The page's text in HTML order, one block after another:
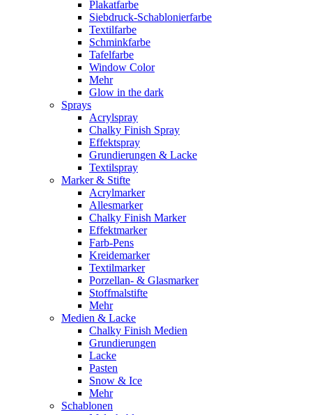
Plakatfarbe
Siebdruck-Schablonierfarbe
Textilfarbe
Schminkfarbe
Tafelfarbe
Window Color
Mehr
Glow in the dark
Sprays
Acrylspray
Chalky Finish Spray
Effektspray
Grundierungen & Lacke
Textilspray
Marker & Stifte
Acrylmarker
Allesmarker
Chalky Finish Marker
Effektmarker
Farb-Pens
Kreidemarker
Textilmarker
Porzellan- & Glasmarker
Stoffmalstifte
Mehr
Medien & Lacke
Chalky Finish Medien
Grundierungen
Lacke
Pasten
Snow & Ice
Mehr
Schablonen